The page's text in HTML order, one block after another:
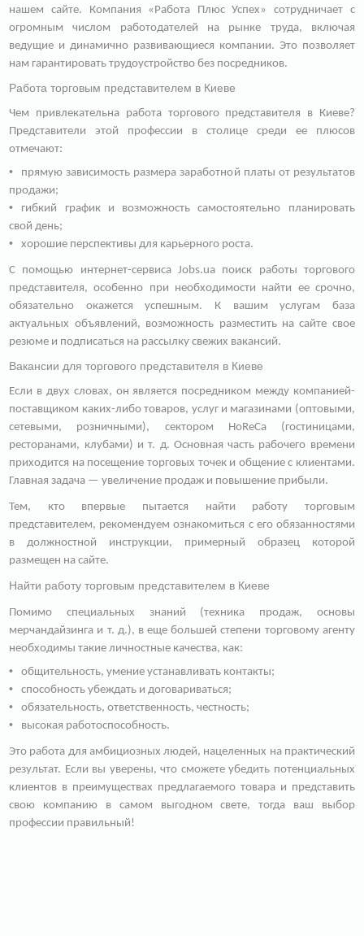
нашем сайте. Компания «Работа Плюс Успех» сотрудничает с
огромным числом работодателей на рынке труда, включая
ведущие и динамично развивающиеся компании. Это позволяет
нам гарантировать трудоустройство без посредников.
Работа торговым представителем в Киеве
Чем привлекательна работа торгового представителя в Киеве?
Представители этой профессии в столице среди ее плюсов
отмечают:
прямую зависимость размера заработной платы от результатов
продажи;
гибкий график и возможность самостоятельно планировать
свой день;
хорошие перспективы для карьерного роста.
С помощью интернет-сервиса Jobs.ua поиск работы торгового
представителя, особенно при необходимости найти ее срочно,
обязательно окажется успешным. К вашим услугам база
актуальных объявлений, возможность разместить на сайте свое
резюме и подписаться на рассылку свежих вакансий.
Вакансии для торгового представителя в Киеве
Если в двух словах, он является посредником между компанией-
поставщиком каких-либо товаров, услуг и магазинами (оптовыми,
сетевыми, розничными), сектором HoReCa (гостиницами,
ресторанами, клубами) и т. д. Основная часть рабочего времени
приходится на посещение торговых точек и общение с клиентами.
Главная задача — увеличение продаж и повышение прибыли.
Тем, кто впервые пытается найти работу торговым
представителем, рекомендуем ознакомиться с его обязанностями
в должностной инструкции, примерный образец которой
размещен на сайте.
Найти работу торговым представителем в Киеве
Помимо специальных знаний (техника продаж, основы
мерчандайзинга и т. д.), в еще большей степени торговому агенту
необходимы такие личностные качества, как:
общительность, умение устанавливать контакты;
способность убеждать и договариваться;
обязательность, ответственность, честность;
высокая работоспособность.
Это работа для амбициозных людей, нацеленных на практический
результат. Если вы уверены, что сможете убедить потенциальных
клиентов в преимуществах предлагаемого товара и представить
свою компанию в самом выгодном свете, тогда ваш выбор
профессии правильный!